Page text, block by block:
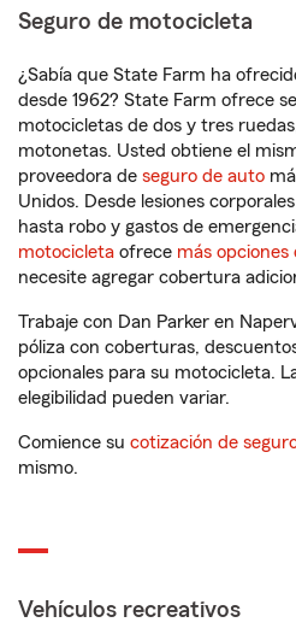
Seguro de motocicleta
¿Sabía que State Farm ha
desde 1962? State Farm ofrece
motocicletas de dos y tres
motonetas. Usted obtiene el
proveedora de seguro de auto
Unidos. Desde lesiones
hasta robo y gastos de
motocicleta ofrece más
necesite agregar cobertura
Trabaje con Dan Parker en
póliza con coberturas,
opcionales para su motocicleta.
elegibilidad pueden variar.
Comience su cotización de
mismo.
Vehículos recreativos